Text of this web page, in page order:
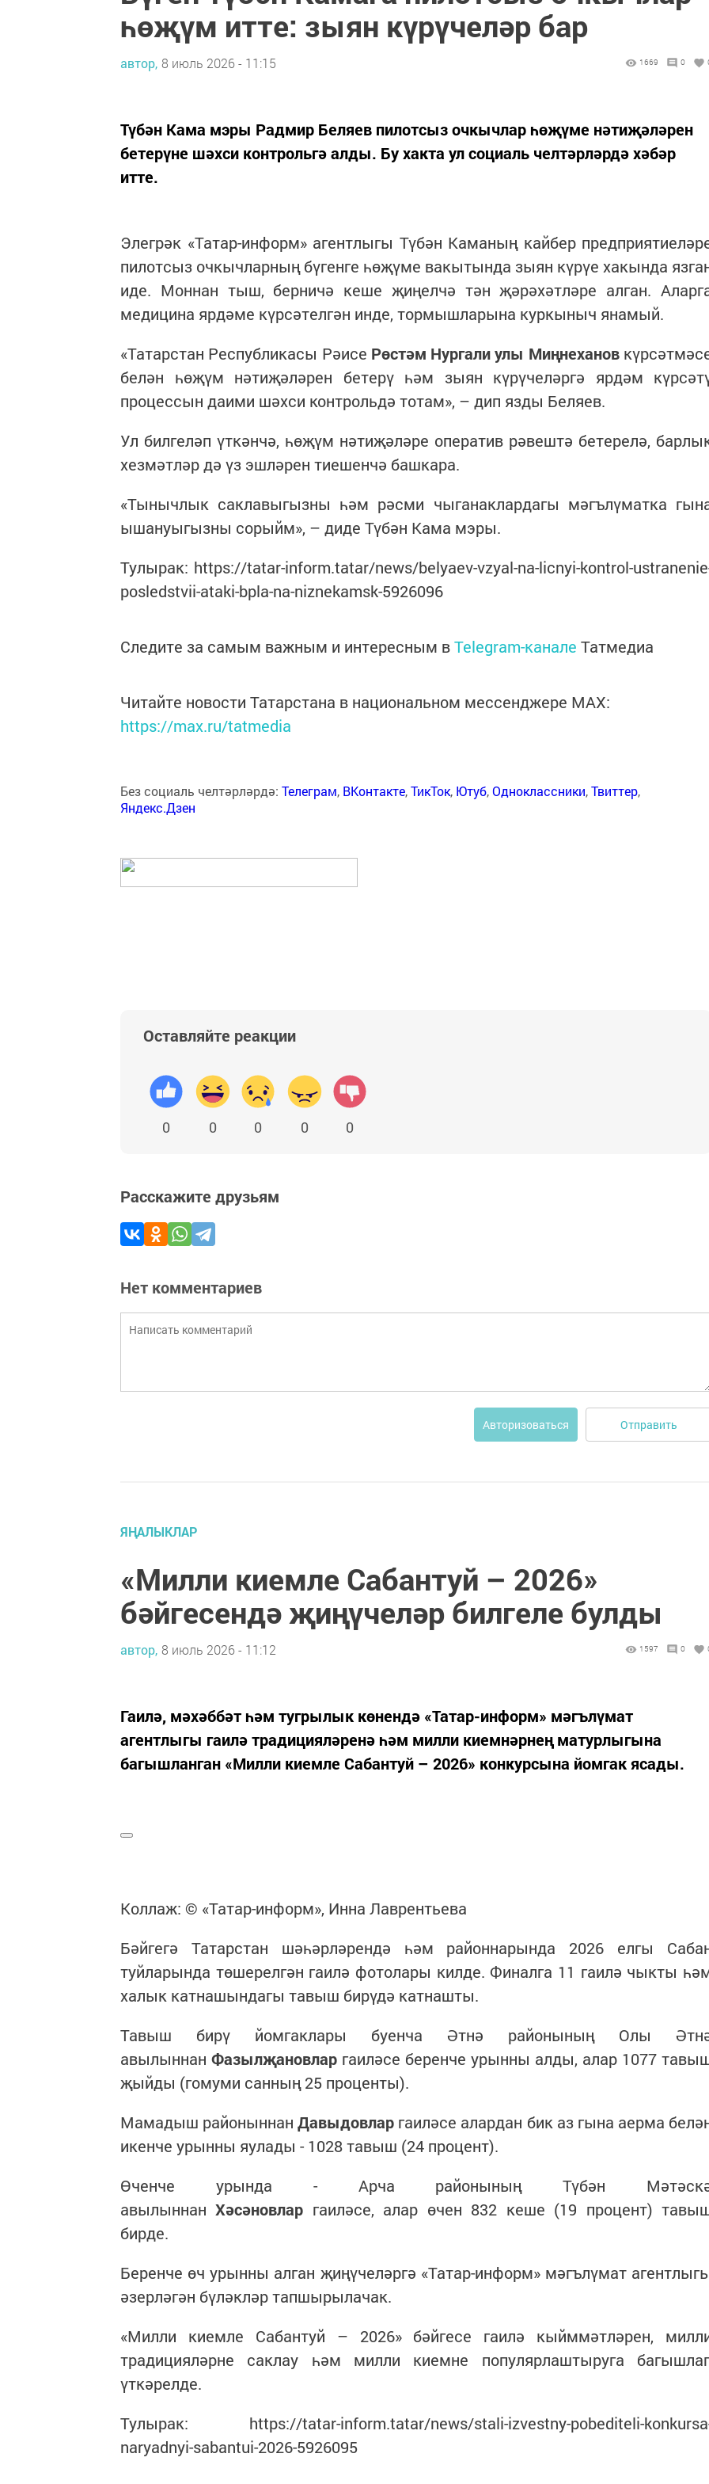
һөҗүм итте: зыян күрүчеләр бар
автор, 8 июль 2026 - 11:15 1669 0
Түбән Кама мэры Радмир Беляев пилотсыз очкычлар һөҗүме нәтиҗәләрен
бетерүне шәхси контрольгә алды. Бу хакта ул социаль челтәрләрдә хәбәр
итте.
Элегрәк «Татар-информ» агентлыгы Түбән Каманың кайбер
пилотсыз очкычларның бүгенге һөҗүме вакытында зыян күрүе хакында
иде. Моннан тыш, берничә кеше җиңелчә тән җәрәхәтләре алган.
медицина ярдәме күрсәтелгән инде, тормышларына куркыныч янамый.
«Татарстан Республикасы Рәисе Рөстәм Нургали улы Миңнеханов
белән һөҗүм нәтиҗәләрен бетерү һәм зыян күрүчеләргә ярдәм
процессын даими шәхси контрольдә тотам», – дип язды Беляев.
Ул билгеләп үткәнчә, һөҗүм нәтиҗәләре оператив рәвештә бетерелә,
хезмәтләр дә үз эшләрен тиешенчә башкара.
«Тынычлык саклавыгызны һәм рәсми чыганаклардагы мәгълүматка
ышануыгызны сорыйм», – диде Түбән Кама мэры.
Тулырак: https://tatar-inform.tatar/news/belyaev-vzyal-na-licnyi-kontrol-
posledstvii-ataki-bpla-na-niznekamsk-5926096
Следите за самым важным и интересным вTelegram-канале Татмедиа
Читайте новости Татарстана в национальном мессенджере MАХ:
https://max.ru/tatmedia
Без социаль челтәрләрдә: Телеграм, ВКонтакте,ТикТок, Ютуб,Одноклассники,Твиттер,
Яндекс.Дзен
Оставляйте реакции
0 0 0 0 0
Расскажите друзьям
Нет комментариев
Авторизоваться Отправить
ЯҢАЛЫКЛАР
«Милли киемле Сабантуй – 2026»
бәйгесендә җиңүчеләр билгеле булды
автор, 8 июль 2026 - 11:12 1597 0
Гаилә, мәхәббәт һәм тугрылык көнендә «Татар-информ» мәгълүмат
агентлыгы гаилә традицияләренә һәм милли киемнәрнең матурлыгына
багышланган «Милли киемле Сабантуй – 2026» конкурсына йомгак ясады.
Коллаж: © «Татар-информ», Инна Лаврентьева
Бәйгегә Татарстан шәһәрләрендә һәм районнарында 2026 елгы Сабан
туйларында төшерелгән гаилә фотолары килде. Финалга 11 гаилә чыкты
халык катнашындагы тавыш бирүдә катнашты.
Тавыш бирү йомгаклары буенча Әтнә районының Олы Әтнә
авылыннан
Фазылҗановлар гаиләсе беренче урынны алды, алар 1077 тавыш
җыйды (гомуми санның 25 проценты).